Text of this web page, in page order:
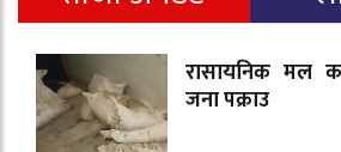
रासायनिक मल
जना पक्राउ